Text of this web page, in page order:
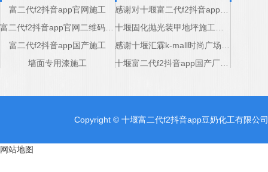
答，点
赞！
意！
富二代f2抖音app官网施工
富二代f2抖音app国产施工
墙面专用漆施工
Copyright © 十堰富二代f2抖音app豆奶化工有限公司
网站地图